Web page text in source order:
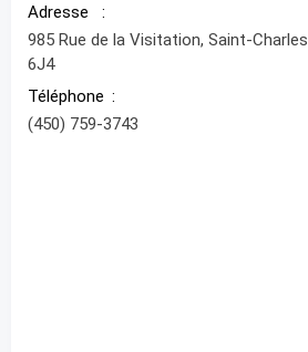
Adresse
985 Rue de la Visitation, Saint-
6J4
Téléphone
(450) 759-3743